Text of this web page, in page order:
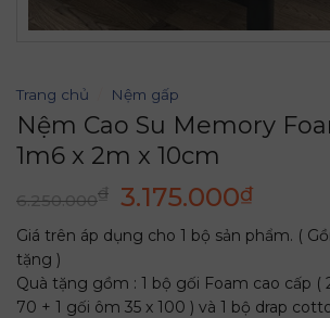
Trang chủ Nệm gấp
Nệm Cao Su Memory
1m6 x 2m x 10cm
6.250.000₫ Giá
gốc
là:
6.250.000₫.
3.175.000₫Giá
hiện
tại
là:
Giá trên áp dụng cho 1 bộ sản phẩm. (
tặng )
Quà tặng gồm : 1 bộ gối Foam cao cấp (
70 + 1 gối ôm 35 x 100 ) và 1 bộ drap